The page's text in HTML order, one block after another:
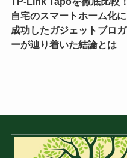
自宅のスマートホーム化に
成功したガジェットブロガ
ーが辿り着いた結論とは